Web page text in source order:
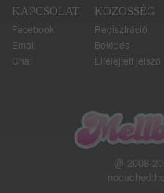
KAPCSOLAT
Facebook
Email
Chat
KÖZÖSSÉG
Regisztráció
Belépés
Elfelejtett jelszó
@ 2008-